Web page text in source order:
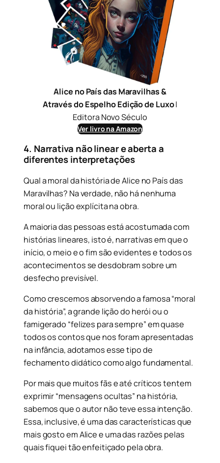
Alice no País das Maravilhas&
Através do Espelho Edição de Luxo|
Editora Novo Século
Ver livro na Amazon
4. Narrativa não linear e aberta a
diferentes interpretações
Qual a moral da história de Alice no País das
Maravilhas? Na verdade, não há nenhuma
moral ou lição explícita na obra.
A maioria das pessoas está acostumada com
histórias lineares, isto é, narrativas em que o
início, o meio e o fim são evidentes e todos os
acontecimentos se desdobram sobre um
desfecho previsível.
Como crescemos absorvendo a famosa “moral
da história”, a grande lição do herói ou o
famigerado “felizes para sempre” em quase
todos os contos que nos foram apresentadas
na infância, adotamos esse tipo de
fechamento didático como algo fundamental.
Por mais que muitos fãs e até críticos tentem
exprimir “mensagens ocultas” na história,
sabemos que o autor não teve essa intenção.
Essa, inclusive, é uma das características que
mais gosto em Alice e uma das razões pelas
quais fiquei tão enfeitiçado pela obra.